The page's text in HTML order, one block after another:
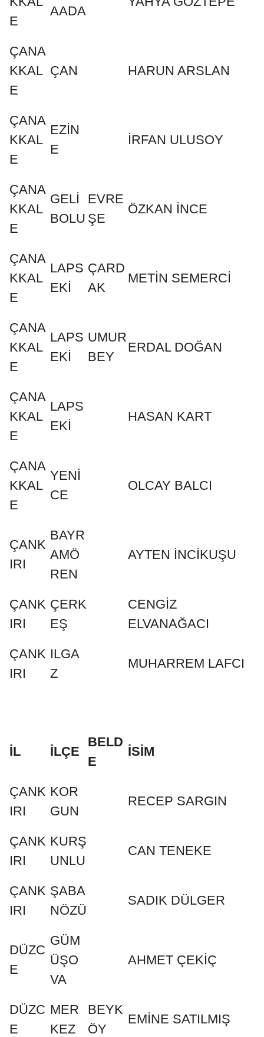
E
AADA
ÇANA
KKAL
E
ÇAN HARUN ARSLAN
ÇANA
KKAL
E
EZİN
E
İRFAN ULUSOY
ÇANA
KKAL
E
GELİ
BOLU
EVRE
ŞE
ÖZKAN İNCE
ÇANA
KKAL
E
LAPS
EKİ
ÇARD
AK
METİN SEMERCİ
ÇANA
KKAL
E
LAPS
EKİ
UMUR
BEY
ERDAL DOĞAN
ÇANA
KKAL
E
LAPS
EKİ
HASAN KART
ÇANA
KKAL
E
YENİ
CE
OLCAY BALCI
ÇANK
IRI
BAYR
AMÖ
REN
AYTEN İNCİKUŞU
ÇANK
IRI
ÇERK
EŞ
CENGİZ
ELVANAĞACI
ÇANK
IRI
ILGA
Z
MUHARREM LAFCI
İL İLÇE
BELD
E
İSİM
ÇANK
IRI
KOR
GUN
RECEP SARGIN
ÇANK
IRI
KURŞ
UNLU
CAN TENEKE
ÇANK
IRI
ŞABA
NÖZÜ
SADIK DÜLGER
DÜZC
E
GÜM
ÜŞO
VA
AHMET ÇEKİÇ
DÜZC
E
MER
KEZ
BEYK
ÖY
EMİNE SATILMIŞ